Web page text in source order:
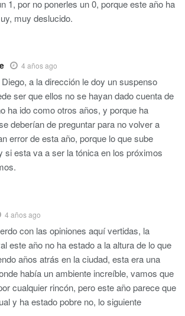
1, por no ponerles un 0, porque este año ha
muy deslucido.
4 años ago
a la dirección le doy un suspenso
ser que ellos no se hayan dado cuenta de
ha ido como otros años, y porque ha
deberían de preguntar para no volver a
error de esta año, porque lo que sube
si esta va a ser la tónica en los próximos
4 años ago
con las opiniones aquí vertidas, la
este año no ha estado a la altura de lo que
años atrás en la ciudad, esta era una
había un ambiente increíble, vamos que
cualquier rincón, pero este año parece que
y ha estado pobre no, lo siguiente